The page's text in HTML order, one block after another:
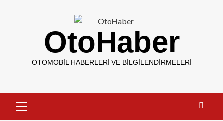
OtoHaber
OTOMOBIL HABERLERI VE BILGILENDIRMELERI